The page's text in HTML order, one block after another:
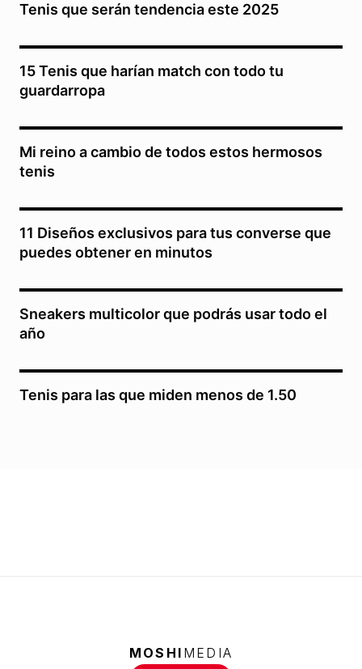
Tenis que serán tendencia este 2025
15 Tenis que harían match con todo tu
guardarropa
Mi reino a cambio de todos estos hermosos
tenis
11 Diseños exclusivos para tus converse que
puedes obtener en minutos
Sneakers multicolor que podrás usar todo el
año
Tenis para las que miden menos de 1.50
MOSHI MEDIA